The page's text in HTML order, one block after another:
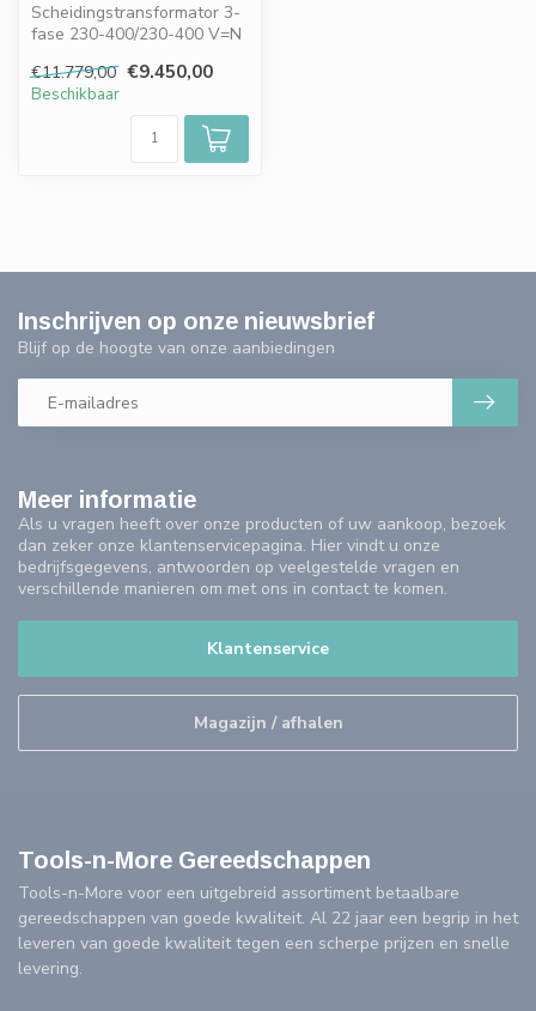
Scheidingstransformator 3-
fase 230-400/230-400 V=N
omkast...
€11.779,00 €9.450,00
Beschikbaar
Meer informatie
Als u vragen heeft over onze producten of uw aankoop, bezoek
dan zeker onze klantenservicepagina. Hier vindt u onze
bedrijfsgegevens, antwoorden op veelgestelde vragen en
verschillende manieren om met ons in contact te komen.
Klantenservice
Magazijn / afhalen
Inschrijven op onze nieuwsbrief
Blijf op de hoogte van onze aanbiedingen
Tools-n-More Gereedschappen
Tools-n-More voor een uitgebreid assortiment betaalbare
gereedschappen van goede kwaliteit. Al 22 jaar een begrip in het
leveren van goede kwaliteit tegen een scherpe prijzen en snelle
levering.